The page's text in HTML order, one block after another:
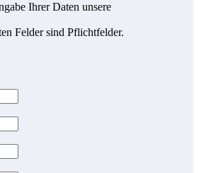
Ihrer Daten unsere
Felder sind Pflichtfelder.